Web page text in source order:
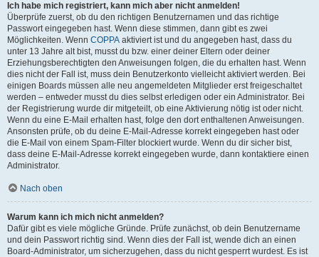
Ich habe mich registriert, kann mich aber nicht anmelden!
Überprüfe zuerst, ob du den richtigen Benutzernamen und das richtige
Passwort eingegeben hast. Wenn diese stimmen, dann gibt es zwei
Möglichkeiten. Wenn COPPA aktiviert ist und du angegeben hast, dass du
unter 13 Jahre alt bist, musst du bzw. einer deiner Eltern oder deiner
Erziehungsberechtigten den Anweisungen folgen, die du erhalten hast. Wenn
dies nicht der Fall ist, muss dein Benutzerkonto vielleicht aktiviert werden. Bei
einigen Boards müssen alle neu angemeldeten Mitglieder erst freigeschaltet
werden – entweder musst du dies selbst erledigen oder ein Administrator. Bei
der Registrierung wurde dir mitgeteilt, ob eine Aktivierung nötig ist oder nicht.
Wenn du eine E-Mail erhalten hast, folge den dort enthaltenen Anweisungen.
Ansonsten prüfe, ob du deine E-Mail-Adresse korrekt eingegeben hast oder
die E-Mail von einem Spam-Filter blockiert wurde. Wenn du dir sicher bist,
dass deine E-Mail-Adresse korrekt eingegeben wurde, dann kontaktiere einen
Administrator.
Nach oben
Warum kann ich mich nicht anmelden?
Dafür gibt es viele mögliche Gründe. Prüfe zunächst, ob dein Benutzername
und dein Passwort richtig sind. Wenn dies der Fall ist, wende dich an einen
Board-Administrator, um sicherzugehen, dass du nicht gesperrt wurdest. Es ist